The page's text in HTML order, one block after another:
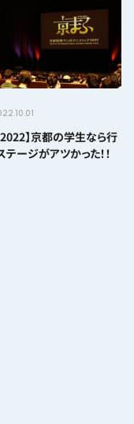
2022】京都の学生なら行
テージがアツかった！！